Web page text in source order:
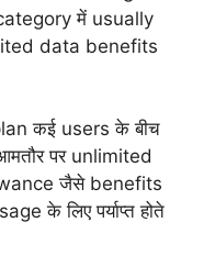
में usually
data benefits
कई users के बीच
पर unlimited
जैसे benefits
के लिए पर्याप्त होते